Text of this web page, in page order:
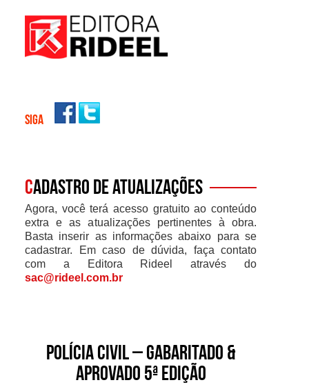
SIGA
Cadastro de atualizações
Agora, você terá acesso gratuito ao conteúdo
extra e as atualizações pertinentes à obra.
Basta inserir as informações abaixo para se
cadastrar. Em caso de dúvida, faça contato
com a Editora Rideel através do
sac@rideel.com.br
Polícia Civil – Gabaritado &
Aprovado 5ª edição